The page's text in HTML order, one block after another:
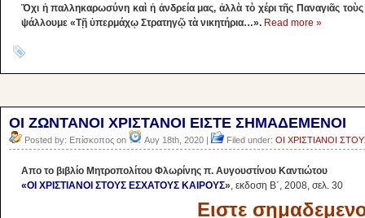
Ὄχι ἡ παλληκαρωσύνη καὶ ἡ ἀνδρεία μας, ἀλλὰ τὸ χέρι τῆς Παναγιᾶς τοὺς
ψάλλουμε «Τῇ ὑπερμά­χῳ Στρατηγῷ τὰ νικητήρια…». Read more »
ΟΙ ΖΩΝΤΑΝΟΙ ΧΡΙΣΤΑΝΟΙ ΕΙΣΤΕ ΣΗΜΑΔΕΜΕΝΟΙ
Posted by: Επίσκοπος on Αυγ 18th, 2020 | Filed under: ΟΙ ΧΡΙΣΤΙΑΝΟΙ
Aπο το βιβλίο Μητροπολίτου Φλωρίνης π. Αυγουστίνου Καντιώτου
«ΟΙ ΧΡΙΣΤΙΑΝΟΙ ΣΤΟΥΣ ΕΣΧΑΤΟΥΣ ΚΑΙΡΟΥΣ», εκδοση Β΄, 2008, σελ. 30
Ειστε